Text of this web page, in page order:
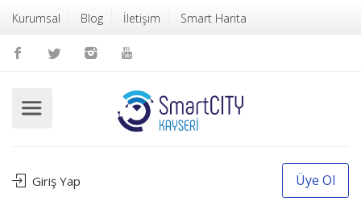
Kurumsal Blog İletişim Smart Harita
Giriş Yap Üye Ol